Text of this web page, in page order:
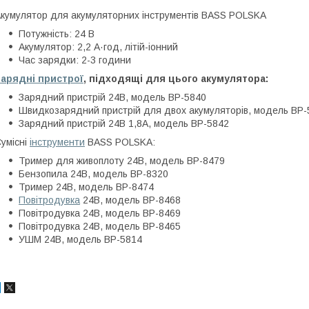
для акумуляторних інструментів BASS POLSKA
Потужність: 24 В
Акумулятор: 2,2 А·год, літій-іонний
Час зарядки: 2-3 години
пристрої, підходящі для цього акумулятора:
Зарядний пристрій 24В, модель BP-5840
Швидкозарядний пристрій для двох акумуляторів, модель
Зарядний пристрій 24В 1,8А, модель BP-5842
інструменти BASS POLSKA:
Тример для живоплоту 24В, модель BP-8479
Бензопила 24В, модель BP-8320
Тример 24В, модель BP-8474
Повітродувка 24В, модель BP-8468
Повітродувка 24В, модель BP-8469
Повітродувка 24В, модель BP-8465
УШМ 24В, модель BP-5814